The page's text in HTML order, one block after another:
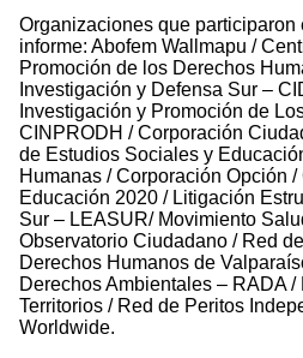
Organizaciones que participaron
informe: Abofem Wallmapu /
Promoción de los Derechos
Investigación y Defensa Sur –
Investigación y Promoción de
CINPRODH / Corporación
de Estudios Sociales y
Humanas / Corporación Opción
Educación 2020 / Litigación
Sur – LEASUR/ Movimiento
Observatorio Ciudadano / Red
Derechos Humanos de
Derechos Ambientales – RADA
Territorios / Red de Peritos
Worldwide.